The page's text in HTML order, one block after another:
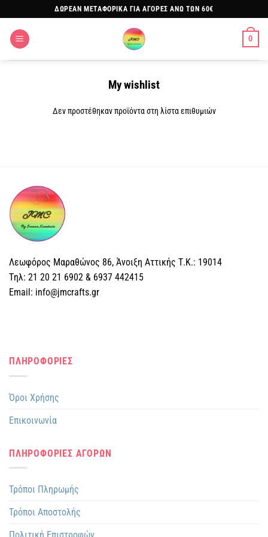
στο
περιεχόμενο
ΔΩΡΕΑΝ ΜΕΤΑΦΟΡΙΚΑ ΓΙΑ ΑΓΟΡΕΣ ΑΝΩ ΤΩΝ 60€
0
My wishlist
Δεν προστέθηκαν προϊόντα στη λίστα επιθυμιών
Λεωφόρος Μαραθώνος 86, Άνοιξη Αττικής Τ.Κ.: 19014
Tηλ: 21 20 21 6902 & 6937 442415
Email: info@jmcrafts.gr
ΠΛΗΡΟΦΟΡΙΕΣ
Όροι Χρήσης
Επικοινωνία
ΠΛΗΡΟΦΟΡΙΕΣ ΑΓΟΡΩΝ
Τρόποι Πληρωμής
Τρόποι Αποστολής